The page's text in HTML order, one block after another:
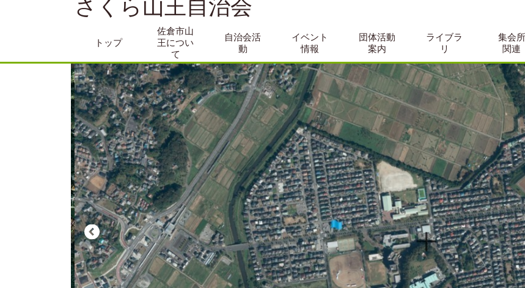
さくら山王自治会
トップ
佐倉市山
王につい
て
自治会活
動
イベント
情報
団体活動
案内
ライブラ
リ
集会所
関連